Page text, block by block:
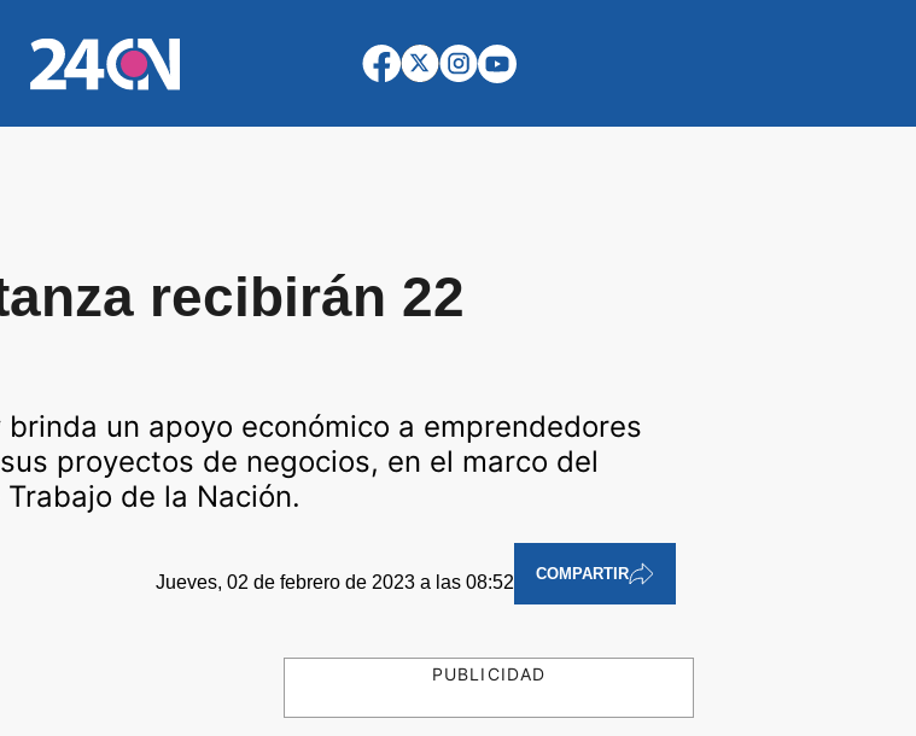
recibirán 22
un apoyo económico a emprendedores
proyectos de negocios, en el marco del
de la Nación.
Jueves, 02 de febrero de 2023 a las 08:52 COMPARTIR
PUBLICIDAD